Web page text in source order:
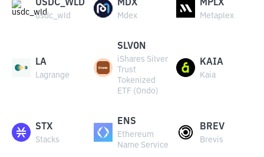
USDC_WLD
usdc_wld
MDX
Mdex
MPLX
Metaplex
LA
Lagrange
SLVON
iShares Silver
Trust
Tokenized
ETF (Ondo)
KAIA
Kaia
STX
Stacks
ENS
Ethereum
Name Service
BREV
Brevis